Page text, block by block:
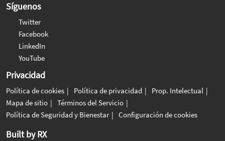
Síguenos
Twitter
Facebook
LinkedIn
YouTube
Privacidad
Política de cookies Política de privacidad
Prop. Intelectual
Mapa de sitio
Términos del Servicio
Política de Seguridad y Bienestar
Configuración de cookies
Built by RX